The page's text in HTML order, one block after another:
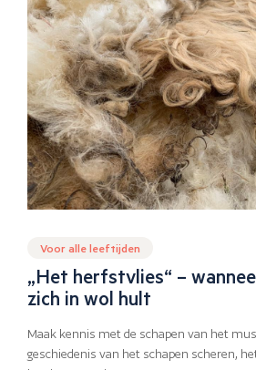
Voor alle leeftijden
„Het herfstvlies“ –
zich in wol hult
Maak kennis met de schapen van het
geschiedenis van het schapen scheren,